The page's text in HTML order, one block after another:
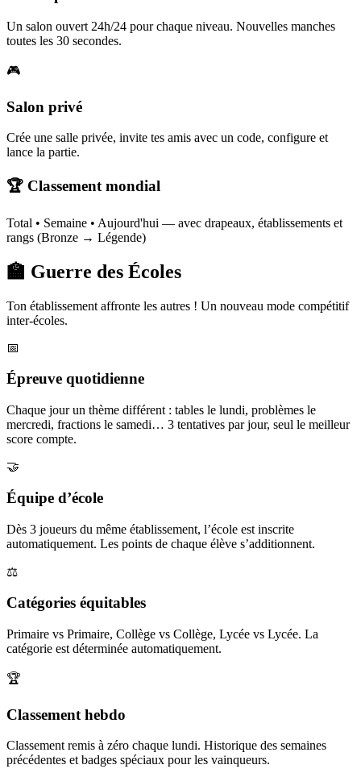
Un salon ouvert 24h/24 pour chaque niveau. Nouvelles manches
toutes les 30 secondes.
🎮
Salon privé
Crée une salle privée, invite tes amis avec un code, configure et
lance la partie.
🏆 Classement mondial
Total • Semaine • Aujourd'hui — avec drapeaux, établissements et
rangs (Bronze → Légende)
🏫 Guerre des Écoles
Ton établissement affronte les autres ! Un nouveau mode compétitif
inter-écoles.
📅
Épreuve quotidienne
Chaque jour un thème différent : tables le lundi, problèmes le
mercredi, fractions le samedi… 3 tentatives par jour, seul le meilleur
score compte.
🤝
Équipe d’école
Dès 3 joueurs du même établissement, l’école est inscrite
automatiquement. Les points de chaque élève s’additionnent.
⚖️
Catégories équitables
Primaire vs Primaire, Collège vs Collège, Lycée vs Lycée. La
catégorie est déterminée automatiquement.
🏆
Classement hebdo
Classement remis à zéro chaque lundi. Historique des semaines
précédentes et badges spéciaux pour les vainqueurs.